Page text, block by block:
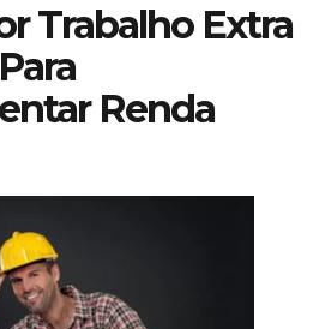
Trabalho Extra
Renda